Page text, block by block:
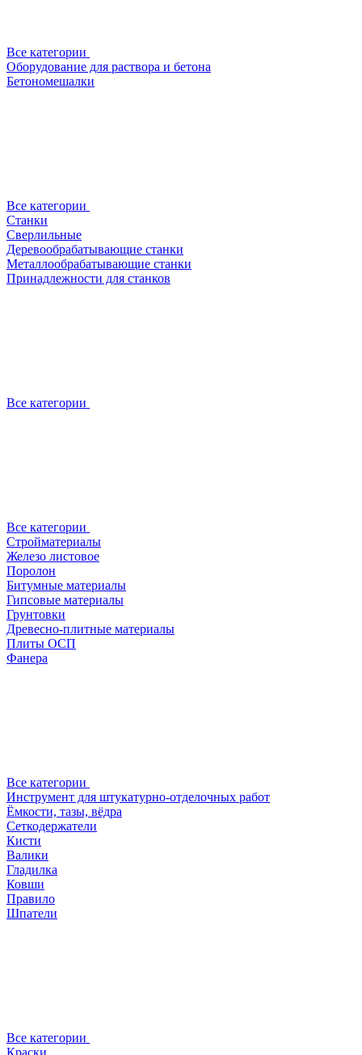
Все категории
Оборудование для раствора и бетона
Бетономешалки
Все категории
Станки
Сверлильные
Деревообрабатывающие станки
Металлообрабатывающие станки
Принадлежности для станков
Все категории
Все категории
Стройматериалы
Железо листовое
Поролон
Битумные материалы
Гипсовые материалы
Грунтовки
Древесно-плитные материалы
Плиты ОСП
Фанера
Все категории
Инструмент для штукатурно-отделочных работ
Ёмкости, тазы, вёдра
Сеткодержатели
Кисти
Валики
Гладилка
Ковши
Правило
Шпатели
Все категории
Краски